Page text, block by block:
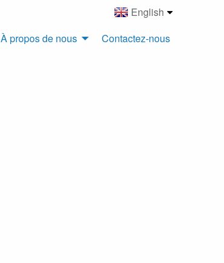
English
À propos de nous Contactez-nous